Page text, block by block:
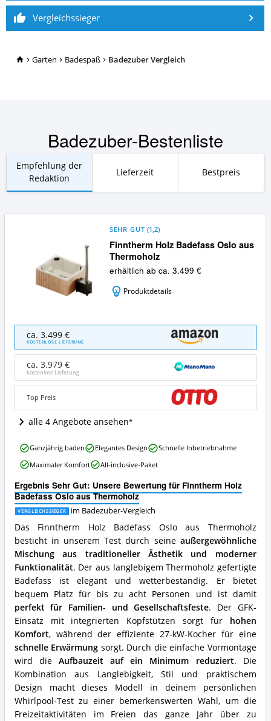
TopRatgeber24.de
Garten Badespaß Badezuber Vergleich
Vergleichssieger
Badezuber-Bestenliste
Empfehlung der
Redaktion
Lieferzeit Bestpreis
Finntherm Holz Badefass Oslo aus
Thermoholz
SEHR GUT (1,2)
erhältlich ab ca. 3.499 €
Produktdetails
Finntherm
Holz
Badefass
Oslo
aus
Thermoholz
Angebote:
ist
dieser
erhältlich?
ca. 3.499 €
KOSTENLOSE LIEFERUNG
ca. 3.979 €
kostenlose Lieferung
Top Preis
alle 4 Angebote ansehen
Ergebnis Sehr Gut: Unsere Bewertung für Finntherm Holz
Badefass Oslo aus Thermoholz
VERGLEICHSSIEGER im Badezuber-Vergleich
Das Finntherm Holz Badefass Oslo aus Thermoholz
besticht in unserem Test durch seine außergewöhnliche
Mischung aus traditioneller Ästhetik und moderner
Funktionalität. Der aus langlebigem Thermoholz gefertigte
Badefass ist elegant und wetterbeständig. Er bietet
bequem Platz für bis zu acht Personen und ist damit
perfekt für Familien- und Gesellschaftsfeste. Der GFK-
Einsatz mit integrierten Kopfstützen sorgt für hohen
Komfort, während der effiziente 27-kW-Kocher für eine
schnelle Erwärmung sorgt. Durch die einfache Vormontage
wird dieAufbauzeit auf ein Minimum reduziert. Die
Kombination aus Langlebigkeit, Stil und praktischem
Design macht dieses Modell in deinem persönlichen
Whirlpool-Test zu einer bemerkenswerten Wahl, um die
Freizeitaktivitäten im Freien das ganze Jahr über zu
Finntherm
Holz
Badefass
aus
Thermoholz
Vorteile:
Was
spricht
für
diesen
Badezuber?
Ganzjährig baden Elegantes Design
Schnelle Inbetriebnahme
Maximaler Komfort
All-inclusive-Paket